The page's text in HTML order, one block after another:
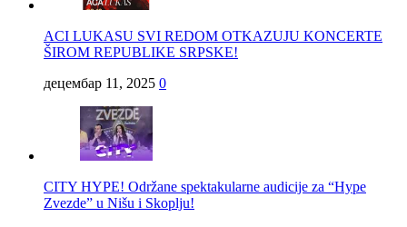
ACI LUKASU SVI REDOM OTKAZUJU KONCERTE
ŠIROM REPUBLIKE SRPSKE!
децембар 11, 2025 0
CITY HYPE! Održane spektakularne audicije za “Hype
Zvezde” u Nišu i Skoplju!